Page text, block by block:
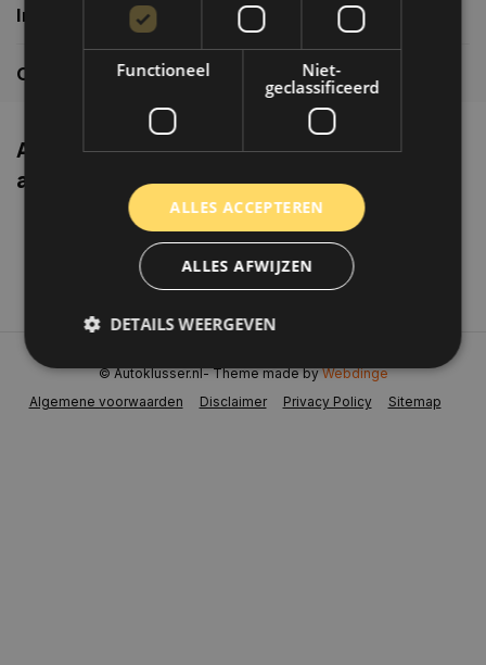
Informatie
Contactgegevens
Altijd de nieuwste producten en
aanbiedingen weten?
Abonneer
Algemene voorwaarden Disclaimer Privacy Policy Sitemap
© Autoklusser.nl- Theme made byWebdinge
Functioneel
Niet-
geclassificeerd
ALLES ACCEPTEREN
ALLES AFWIJZEN
DETAILS WEERGEVEN
Strikt noodzakelijk Prestatie
Targeting